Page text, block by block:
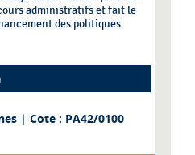
administratifs et fait le
des politiques
| Cote : PA42/0100